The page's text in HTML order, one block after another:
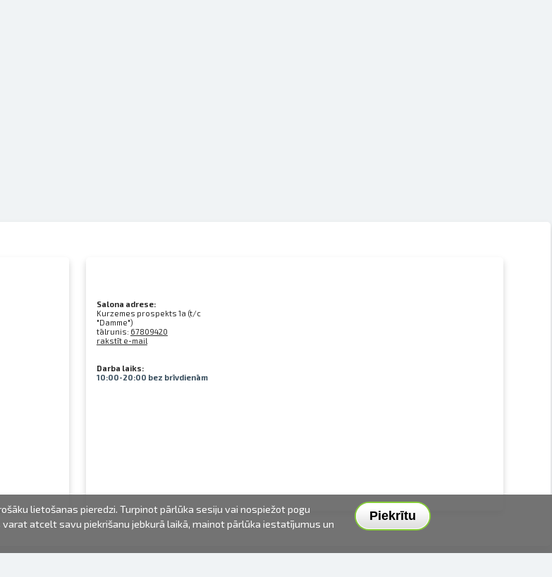
Salona adrese:
Kurzemes prospekts 1a (t/c
"Damme")
tālrunis: 67809420
rakstīt e-mail
Darba laiks:
10:00-20:00 bez brīvdienām
Piekrītu
lietošanas pieredzi. Turpinot pārlūka sesiju vai nospiežot pogu
atcelt savu piekrišanu jebkurā laikā, mainot pārlūka iestatījumus un